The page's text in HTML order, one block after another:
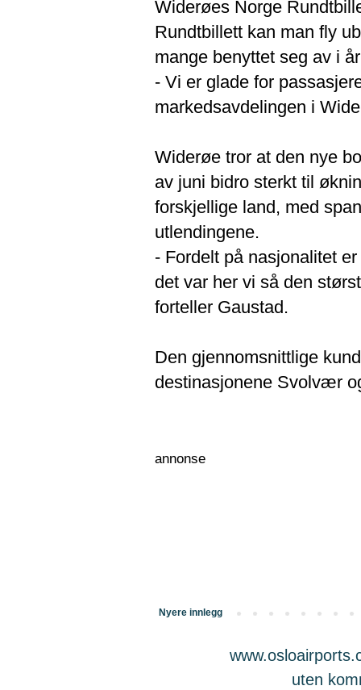
Widerøes Norge
Rundtbillett kan man fly
mange benyttet seg av i
- Vi er glade for
markedsavdelingen i
Widerøe tror at den nye
av juni bidro sterkt til
forskjellige land, med
utlendingene.
- Fordelt på nasjonalitet
det var her vi så den
forteller Gaustad.
Den gjennomsnittlige
destinasjonene Svolvær
annonse
Nyere innlegg
uten